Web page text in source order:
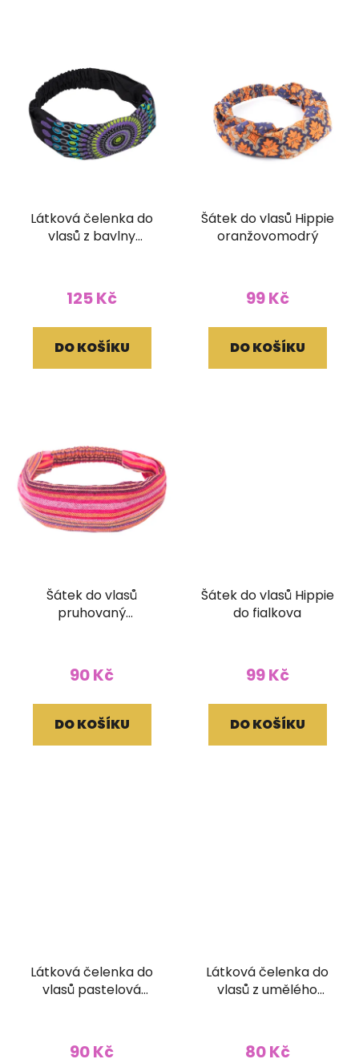
Látková čelenka do
vlasů z bavlny
125 Kč
DO KOŠÍKU
Šátek do vlasů Hippie
oranžovomodrý
99 Kč
DO KOŠÍKU
Šátek do vlasů
pruhovaný
90 Kč
DO KOŠÍKU
Šátek do vlasů Hippie
do fialkova
99 Kč
DO KOŠÍKU
Látková čelenka do
vlasů pastelová
hodnocení
90 Kč
Látková čelenka do
vlasů z umělého
80 Kč